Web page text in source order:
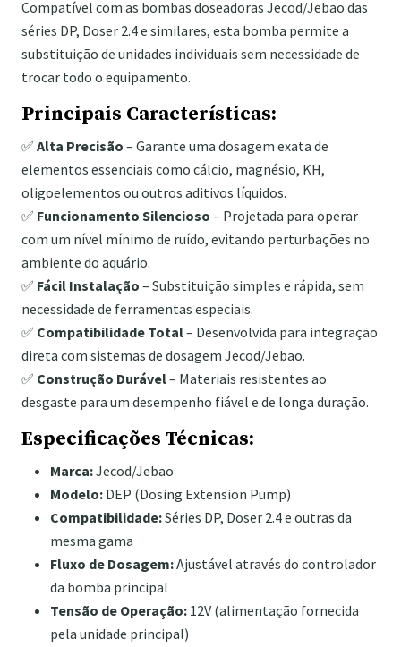
Compatível com as bombas doseadoras Jecod/Jebao das
séries DP, Doser 2.4 e similares, esta bomba permite a
substituição de unidades individuais sem necessidade de
trocar todo o equipamento.
Principais Características:
✅ Alta Precisão – Garante uma dosagem exata de
elementos essenciais como cálcio, magnésio, KH,
oligoelementos ou outros aditivos líquidos.
✅ Funcionamento Silencioso – Projetada para operar
com um nível mínimo de ruído, evitando perturbações no
ambiente do aquário.
✅ Fácil Instalação – Substituição simples e rápida, sem
necessidade de ferramentas especiais.
✅ Compatibilidade Total– Desenvolvida para integração
direta com sistemas de dosagem Jecod/Jebao.
✅ Construção Durável– Materiais resistentes ao
desgaste para um desempenho fiável e de longa duração.
Especificações Técnicas:
Marca:Jecod/Jebao
Modelo: DEP (Dosing Extension Pump)
Compatibilidade:Séries DP, Doser 2.4 e outras da
mesma gama
Fluxo de Dosagem:Ajustável através do controlador
da bomba principal
Tensão de Operação: 12V (alimentação fornecida
pela unidade principal)